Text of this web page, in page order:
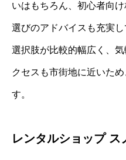
いはもちろん、初心者向
選びのアドバイスも充実
選択肢が比較的幅広く、
クセスも市街地に近いた
す。
レンタルショップ ス